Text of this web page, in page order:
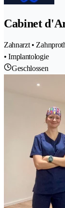
Cabinet
Zahnarzt •
• Implantologie
Geschlossen